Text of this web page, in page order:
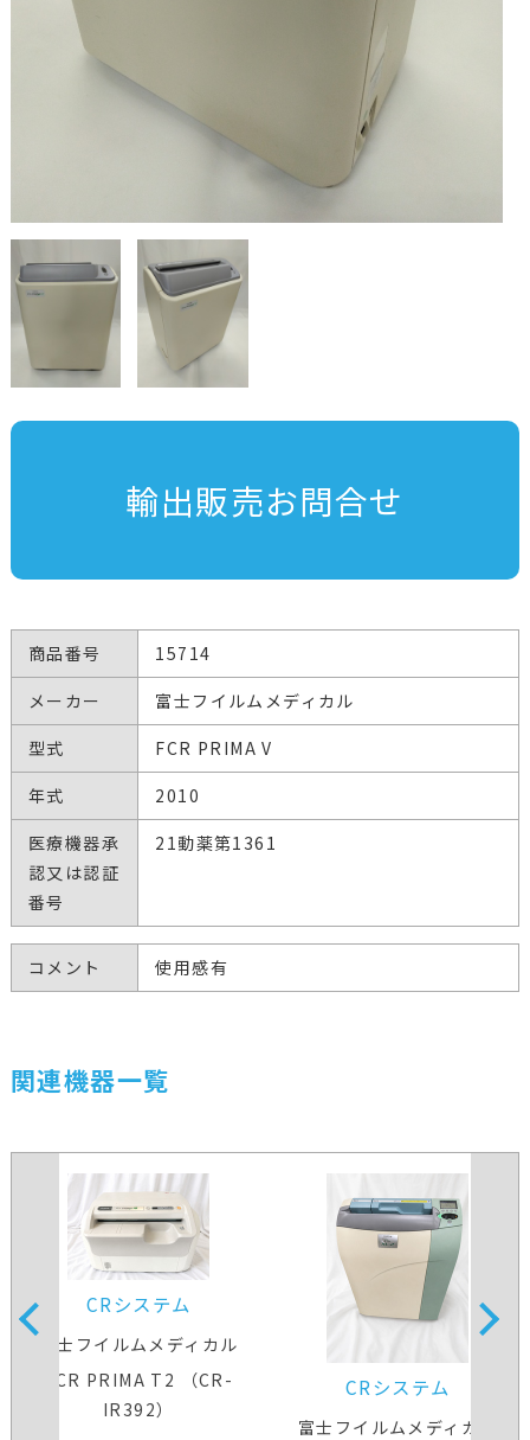
輸出販売お問合せ
商品番号
15714
メーカー
富士フイルムメディカル
型式
FCR PRIMA V
年式
2010
医療機器承
認又は認証
番号
21動薬第1361
コメント 使用感有
関連機器一覧
CRシステム
富士フイルムメディカル
FCR PRIMA T2 （CR-
IR392）
CRシステム
富士フイルムメディカル